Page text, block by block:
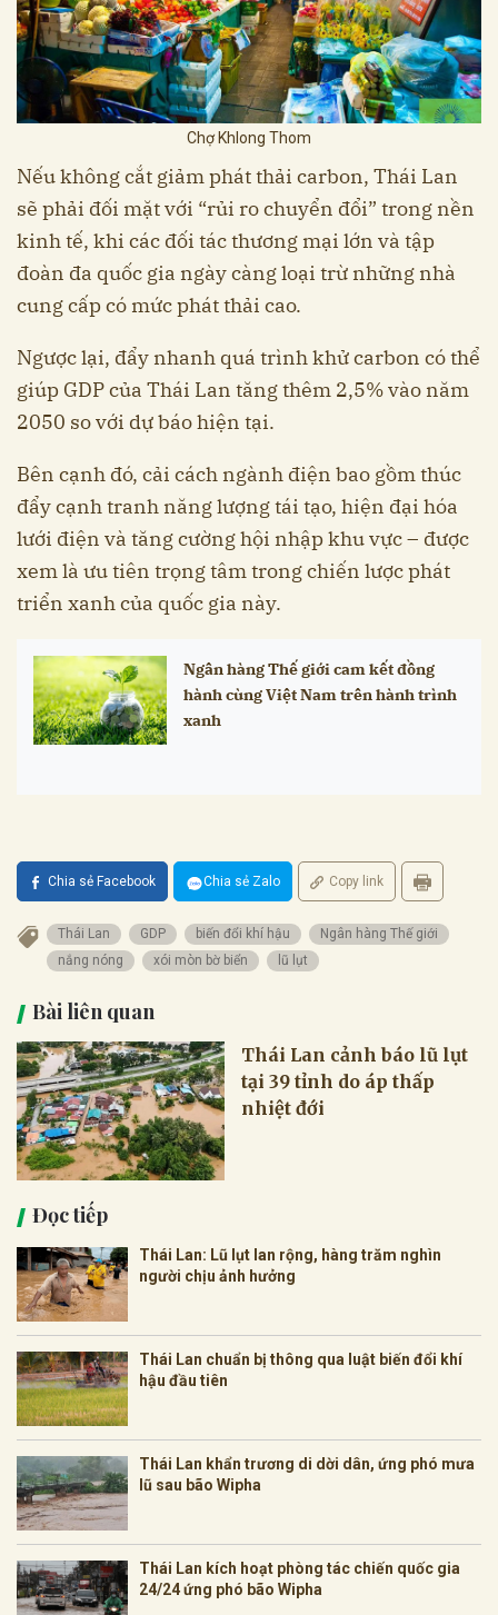
Chợ Khlong Thom
Nếu không cắt giảm phát thải carbon, Thái Lan
sẽ phải đối mặt với “rủi ro chuyển đổi” trong nền
kinh tế, khi các đối tác thương mại lớn và tập
đoàn đa quốc gia ngày càng loại trừ những nhà
cung cấp có mức phát thải cao.
Ngược lại, đẩy nhanh quá trình khử carbon có thể
giúp GDP của Thái Lan tăng thêm 2,5% vào năm
2050 so với dự báo hiện tại.
Bên cạnh đó, cải cách ngành điện bao gồm thúc
đẩy cạnh tranh năng lượng tái tạo, hiện đại hóa
lưới điện và tăng cường hội nhập khu vực – được
xem là ưu tiên trọng tâm trong chiến lược phát
triển xanh của quốc gia này.
Ngân hàng Thế giới cam kết đồng
hành cùng Việt Nam trên hành trình
xanh
Chia sẻ Facebook Chia sẻ Zalo Copy link
Thái Lan GDP biến đổi khí hậu
Ngân hàng Thế giới
nắng nóng
xói mòn bờ biển lũ lụt
Bài liên quan
Thái Lan cảnh báo lũ lụt
tại 39 tỉnh do áp thấp
nhiệt đới
Đọc tiếp
Thái Lan: Lũ lụt lan rộng, hàng trăm nghìn
người chịu ảnh hưởng
Thái Lan chuẩn bị thông qua luật biến đổi khí
hậu đầu tiên
Thái Lan khẩn trương di dời dân, ứng phó mưa
lũ sau bão Wipha
Thái Lan kích hoạt phòng tác chiến quốc gia
24/24 ứng phó bão Wipha